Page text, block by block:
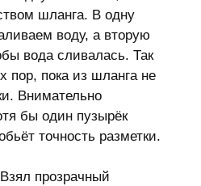
шланга. В одну
воду, а вторую
вода сливалась. Так
пор, пока из шланга не
Внимательно
бы один пузырёк
точность разметки.
прозрачный